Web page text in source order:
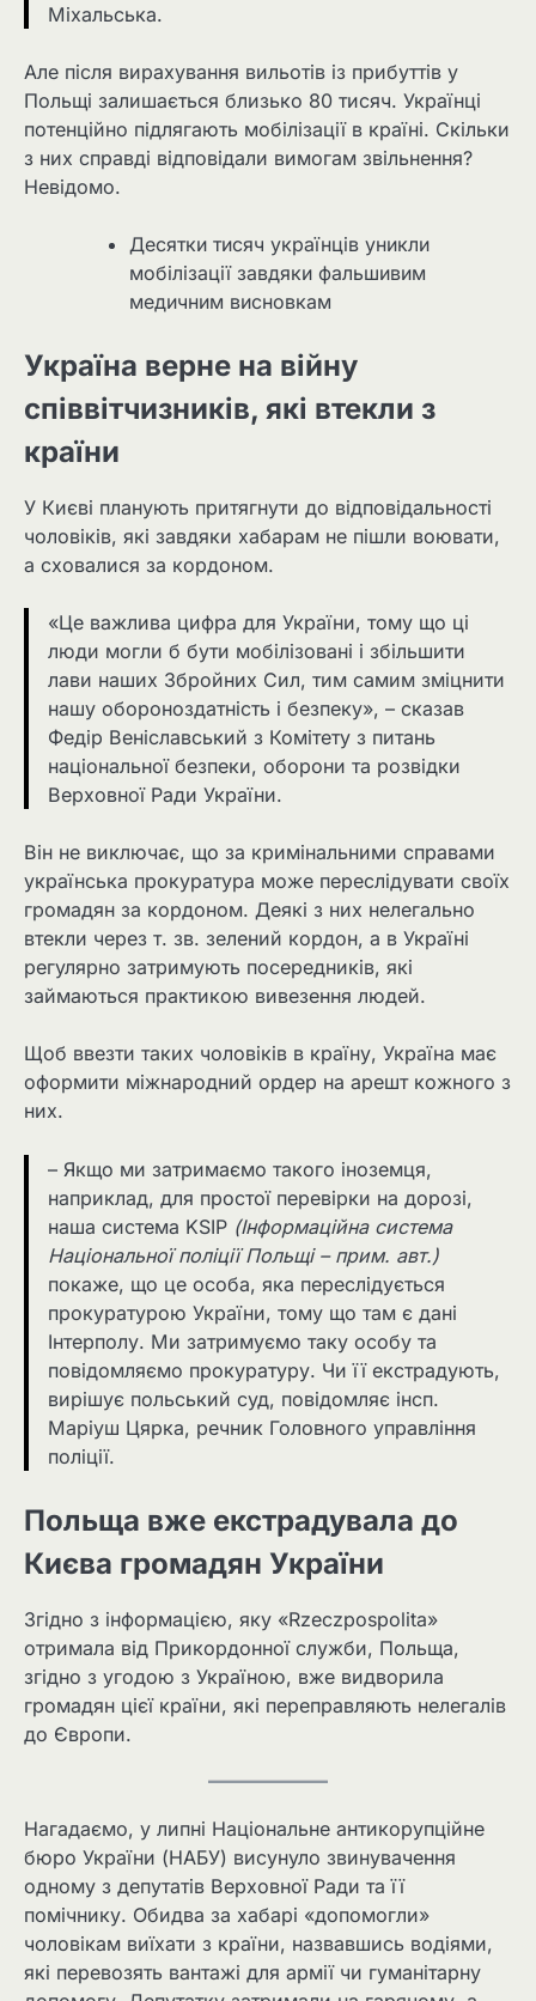
Міхальська.
Але після вирахування вильотів із прибуттів у
Польщі залишається близько 80 тисяч. Українці
потенційно підлягають мобілізації в країні. Скільки
з них справді відповідали вимогам звільнення?
Невідомо.
Десятки тисяч українців уникли
мобілізації завдяки фальшивим
медичним висновкам
Україна верне на війну
співвітчизників, які втекли з
країни
У Києві планують притягнути до відповідальності
чоловіків, які завдяки хабарам не пішли воювати,
а сховалися за кордоном.
«Це важлива цифра для України, тому що ці
люди могли б бути мобілізовані і збільшити
лави наших Збройних Сил, тим самим зміцнити
нашу обороноздатність і безпеку», – сказав
Федір Веніславський з Комітету з питань
національної безпеки, оборони та розвідки
Верховної Ради України.
Він не виключає, що за кримінальними справами
українська прокуратура може переслідувати своїх
громадян за кордоном. Деякі з них нелегально
втекли через т. зв. зелений кордон, а в Україні
регулярно затримують посередників, які
займаються практикою вивезення людей.
Щоб ввезти таких чоловіків в країну, Україна має
оформити міжнародний ордер на арешт кожного з
них.
– Якщо ми затримаємо такого іноземця,
наприклад, для простої перевірки на дорозі,
наша система KSIP (Інформаційна система
Національної поліції Польщі – прим. авт.)
покаже, що це особа, яка переслідується
прокуратурою України, тому що там є дані
Інтерполу. Ми затримуємо таку особу та
повідомляємо прокуратуру. Чи її екстрадують,
вирішує польський суд, повідомляє інсп.
Маріуш Цярка, речник Головного управління
поліції.
Польща вже екстрадувала до
Києва громадян України
Згідно з інформацією, яку «Rzeczpospolita»
отримала від Прикордонної служби, Польща,
згідно з угодою з Україною, вже видворила
громадян цієї країни, які переправляють нелегалів
до Європи.
Нагадаємо, у липні Національне антикорупційне
бюро України (НАБУ) висунуло звинувачення
одному з депутатів Верховної Ради та її
помічнику. Обидва за хабарі «допомогли»
чоловікам виїхати з країни, назвавшись водіями,
які перевозять вантажі для армії чи гуманітарну